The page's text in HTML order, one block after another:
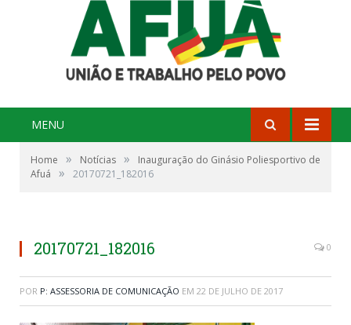
MENU
Home » Notícias »
Inauguração do Ginásio Poliesportivo de
Afuá
» 20170721_182016
20170721_182016 0
POR P: ASSESSORIA DE COMUNICAÇÃO EM 22 DE JULHO DE 2017